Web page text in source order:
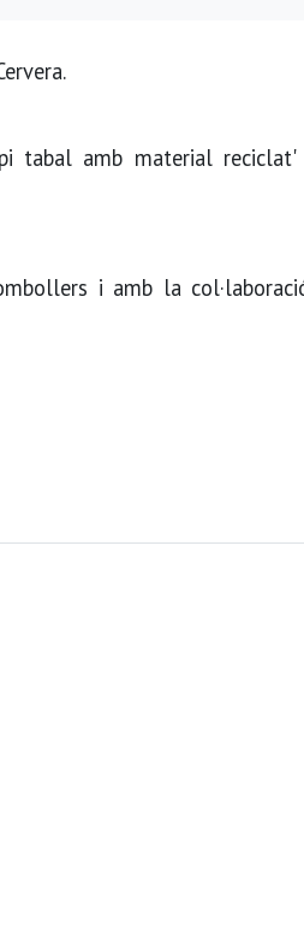
tabal amb material reciclat'
i amb la